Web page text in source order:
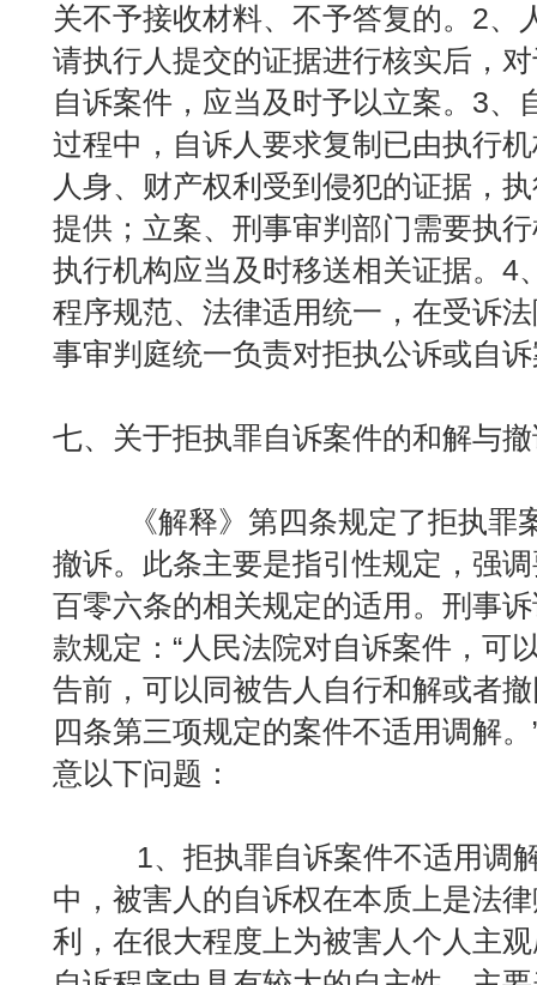
关不予接收材料、不予答复的。2、
请执行人提交的证据进行核实后，
自诉案件，应当及时予以立案。3、
过程中，自诉人要求复制已由执行
人身、财产权利受到侵犯的证据，
提供；立案、刑事审判部门需要执
执行机构应当及时移送相关证据。4
程序规范、法律适用统一，在受诉
事审判庭统一负责对拒执公诉或自
七、关于拒执罪自诉案件的和解与
《解释》第四条规定了拒执罪
撤诉。此条主要是指引性规定，强
百零六条的相关规定的适用。刑事
款规定：“人民法院对自诉案件，可
告前，可以同被告人自行和解或者
四条第三项规定的案件不适用调解
意以下问题：
1、拒执罪自诉案件不适用调解
中，被害人的自诉权在本质上是法
利，在很大程度上为被害人个人主